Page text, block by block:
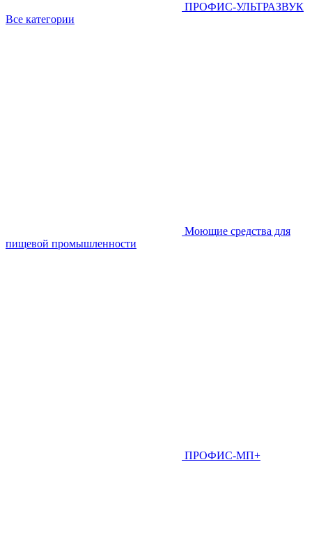
ПРОФИС-УЛЬТРАЗВУК
Все категории
Моющие средства для
пищевой промышленности
ПРОФИС-МП+